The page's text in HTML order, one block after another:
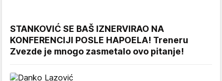
STANKOVIĆ SE BAŠ IZNERVIRAO NA
KONFERENCIJI POSLE HAPOELA! Treneru
Zvezde je mnogo zasmetalo ovo pitanje!